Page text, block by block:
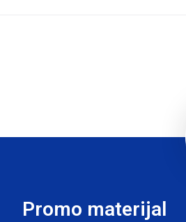
Promo materijal